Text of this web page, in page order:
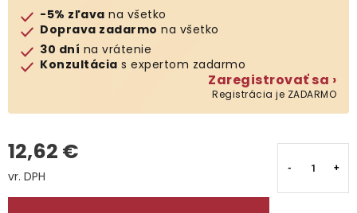
Predávané značky
Kontakty
-5% zľava na všetko
Doprava zadarmo na všetko
30 dní na vrátenie
Konzultácia s expertom zadarmo
Zaregistrovať sa ›
Registrácia je ZADARMO
12,62 €